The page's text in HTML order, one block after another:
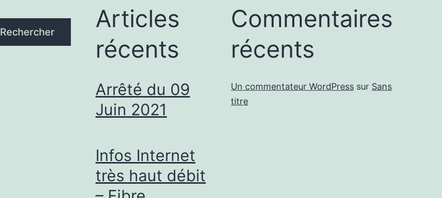
Rechercher
Articles
récents
Arrêté du 09
Juin 2021
Infos Internet
très haut débit
Commentaires
récents
Un commentateur WordPress sur Sans
titre